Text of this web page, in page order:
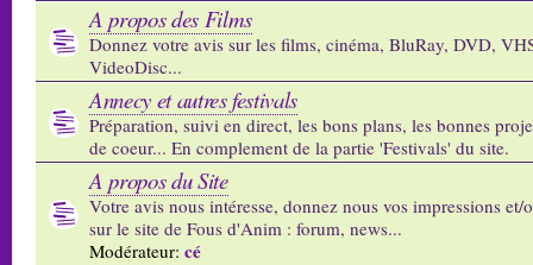
A propos des Films
Donnez votre avis sur les films, cinéma, BluRay, DVD,
VideoDisc...
Annecy et autres festivals
Préparation, suivi en direct, les bons plans, les bonnes
de coeur... En complement de la partie 'Festivals' du site.
A propos du Site
Votre avis nous intéresse, donnez nous vos impressions et/
sur le site de Fous d'Anim : forum, news...
Modérateur: cé